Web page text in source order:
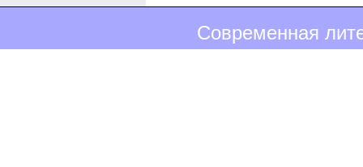
Современная